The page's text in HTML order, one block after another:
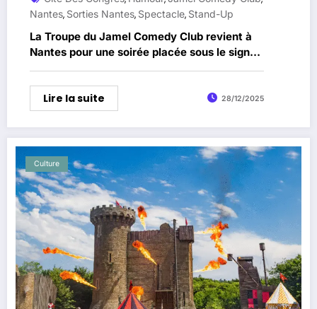
Nantes, Sorties Nantes, Spectacle, Stand-Up
La Troupe du Jamel Comedy Club revient à
Nantes pour une soirée placée sous le signe
du rire
Lire la suite 28/12/2025
Culture